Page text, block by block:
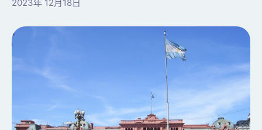
2023年 12月18日